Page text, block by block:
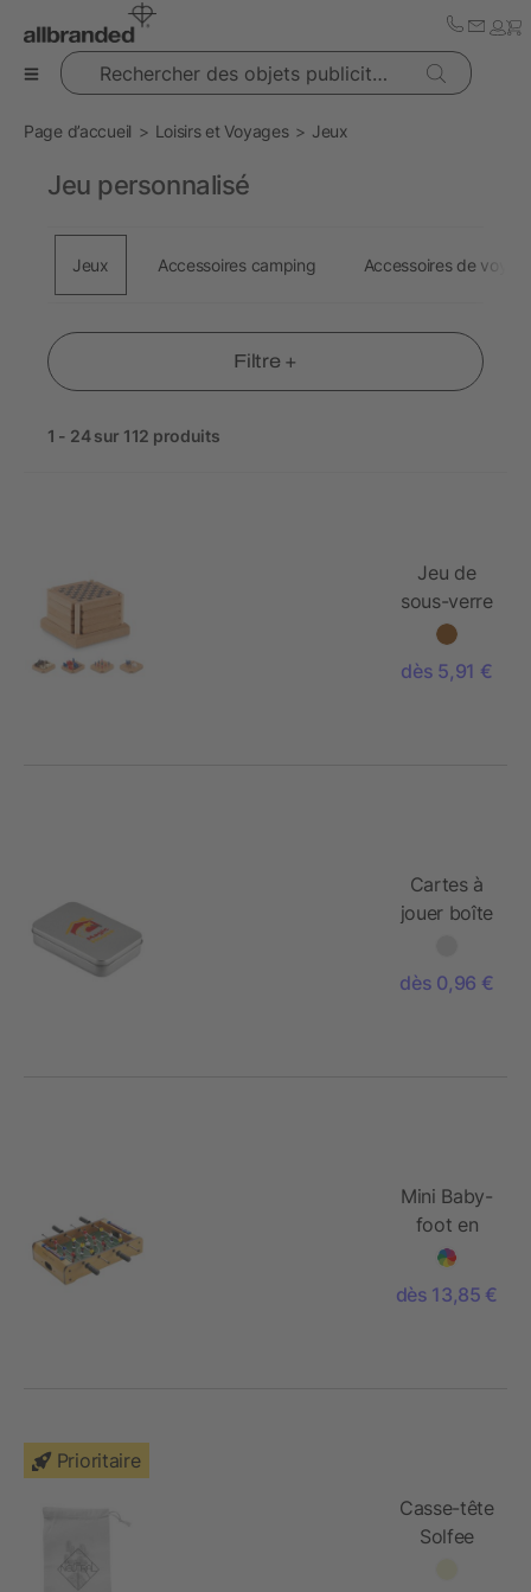
Rechercher des objets publicitaires
Page d’accueil Loisirs et Voyages Jeux
Filtre +
1 - 24 sur 112 produits
Jeu de
sous-verre
4 pièces
dès 5,91 €
Cartes à
jouer boîte
dès 0,96 €
Mini Baby-
foot en
bois
dès 13,85 €
Prioritaire
Casse-tête
Solfee
Jeu personnalisé
Jeux Accessoires camping Accessoires de